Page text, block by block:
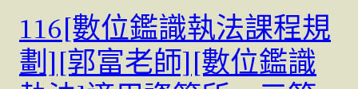
116[數位鑑識執法課程規
劃][郭富老師][數位鑑識